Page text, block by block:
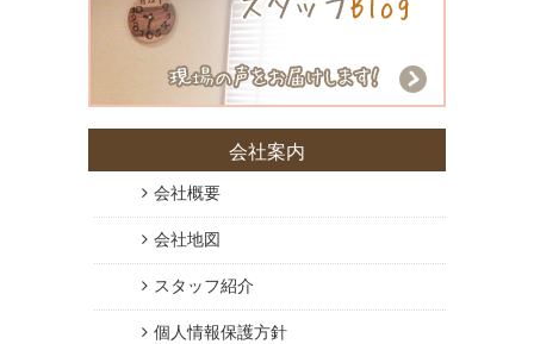
会社案内
会社概要
会社地図
スタッフ紹介
個人情報保護方針